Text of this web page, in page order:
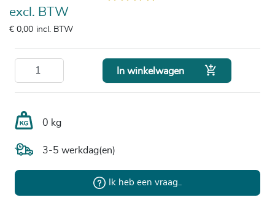
excl. BTW
€ 0,00 incl. BTW
In winkelwagen 
0 kg
3-5 werkdag(en)
Ik heb een vraag..